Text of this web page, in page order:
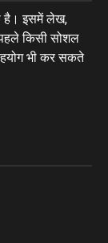
है। इसमें लेख,
किसी सोशल
भी कर सकते